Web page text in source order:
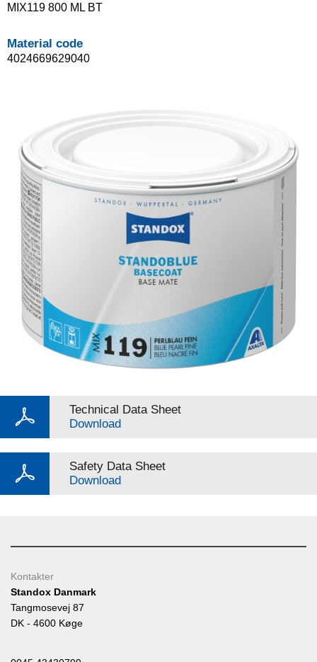
MIX119 800 ML BT
Material code
4024669629040
Technical Data Sheet
Download
Safety Data Sheet
Download
Kontakter
Standox Danmark
Tangmosevej 87
DK - 4600 Køge